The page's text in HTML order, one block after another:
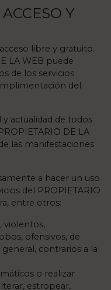
Y
libre y gratuito.
LA WEB puede
de los servicios
del
y actualidad de todos
DE LA
las manifestaciones
a hacer un uso
del PROPIETARIO
entre otros:
violentos,
ofensivos, de
contrarios a la
o realizar
estropear,